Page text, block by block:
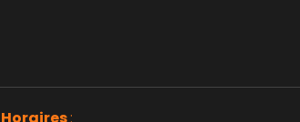
Horaires :